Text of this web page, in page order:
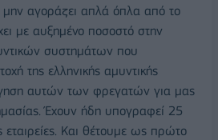
μην αγοράζει απλά όπλα από το
με αυξημένο ποσοστό στην
συστημάτων που
της ελληνικής αμυντικής
αυτών των φρεγατών για μας
Έχουν ήδη υπογραφεί 25
εταιρείες. Και θέτουμε ως πρώτο